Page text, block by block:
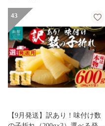
品 冷凍 グルメ お取り寄せ お取
り寄せグルメ 北海道 函館市 送
料無料_HD109-021-10
43
【9月発送】訳あり！味付け数